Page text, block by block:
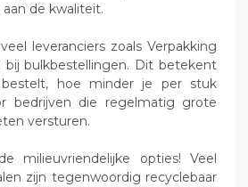
de kwaliteit.
leveranciers zoals Verpakking
bij bulkbestellingen. Dit betekent
hoe minder je per stuk
bedrijven die regelmatig grote
versturen.
milieuvriendelijke opties! Veel
zijn tegenwoordig recyclebaar